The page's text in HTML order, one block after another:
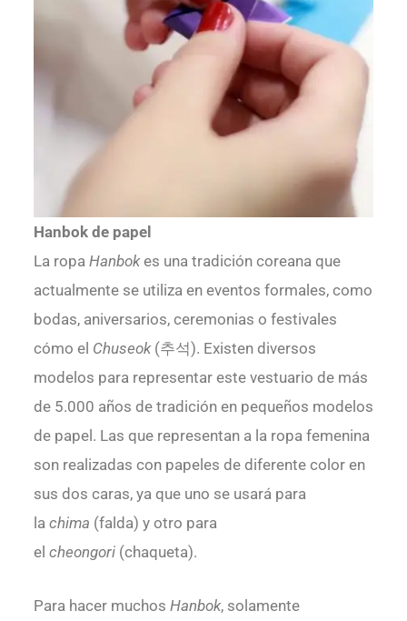
Hanbok de papel
La ropa Hanbokes una tradición coreana que
actualmente se utiliza en eventos formales, como
bodas, aniversarios, ceremonias o festivales
cómo el Chuseok(추석). Existen diversos
modelos para representar este vestuario de más
de 5.000 años de tradición en pequeños modelos
de papel. Las que representan a la ropa femenina
son realizadas con papeles de diferente color en
sus dos caras, ya que uno se usará para
la chima (falda) y otro para
el cheongori(chaqueta).
Para hacer muchos Hanbok, solamente